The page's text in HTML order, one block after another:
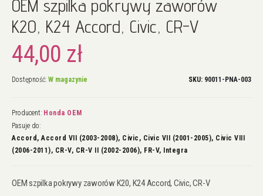
początek
galerii
OEM szpilka pokrywy zaworów
K20, K24 Accord, Civic, CR-V
44,00 zł
Dostępność: W magazynie SKU 90011-PNA-003
Producent: Honda OEM
Pasuje do:
Accord, Accord VII (2003-2008), Civic, Civic VII (2001-2005), Civic VIII
(2006-2011), CR-V, CR-V II (2002-2006), FR-V, Integra
OEM szpilka pokrywy zaworów K20, K24 Accord, Civic, CR-V